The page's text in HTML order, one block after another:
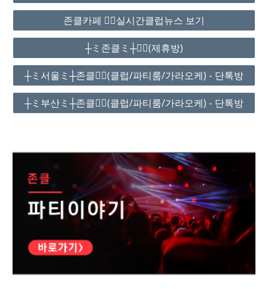
존클카페 ❤️‍🔥실시간클럽뉴스 보기
┼ミ존클ミ┼❤️‍🔥(제휴방)
┼ミ서울ミ┼존클❤️‍🔥(클럽/파티룸/가라오케) - 단톡방
┼ミ부산ミ┼존클❤️‍🔥(클럽/파티룸/가라오케) - 단톡방